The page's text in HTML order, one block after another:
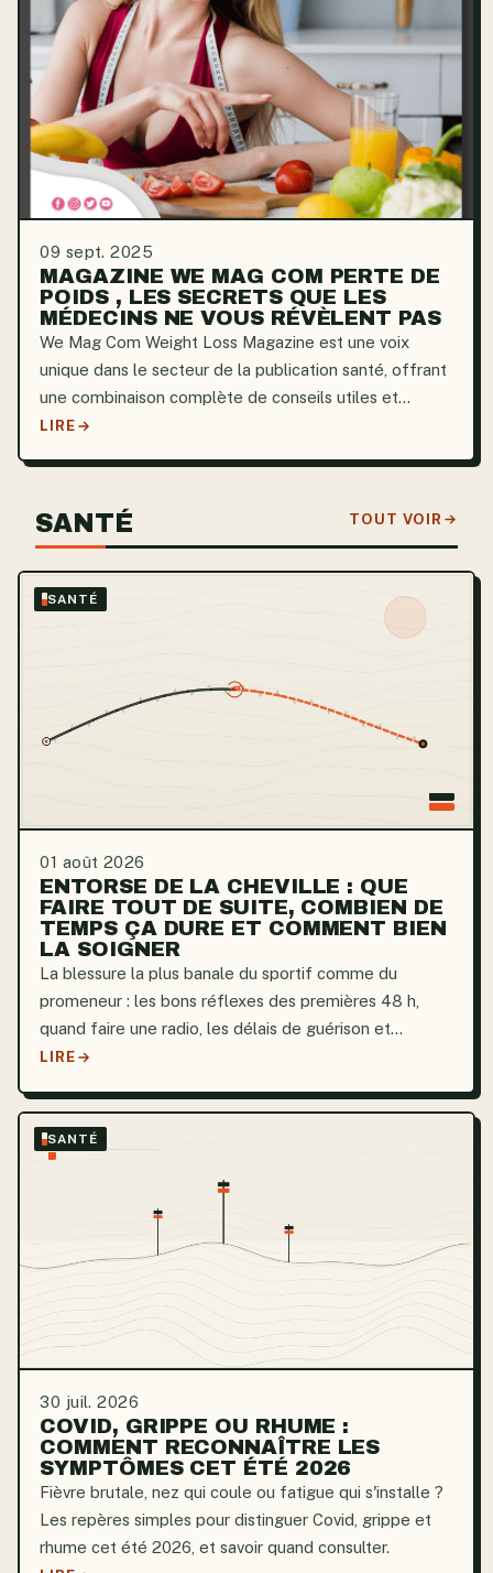
09 sept. 2025
MAGAZINE WE MAG COM PERTE DE
POIDS , LES SECRETS QUE LES
MÉDECINS NE VOUS RÉVÈLENT PAS
We Mag Com Weight Loss Magazine est une voix
unique dans le secteur de la publication santé, offrant
une combinaison complète de conseils utiles et
d’analyses scientifiques. Les explications qui
LIRE
SANTÉ TOUT VOIR
SANTÉ
01 août 2026
ENTORSE DE LA CHEVILLE : QUE
FAIRE TOUT DE SUITE, COMBIEN DE
TEMPS ÇA DURE ET COMMENT BIEN
LA SOIGNER
La blessure la plus banale du sportif comme du
promeneur : les bons réflexes des premières 48 h,
quand faire une radio, les délais de guérison et
comment éviter la cheville qui « lâche ».
LIRE
SANTÉ
30 juil. 2026
COVID, GRIPPE OU RHUME :
COMMENT RECONNAÎTRE LES
SYMPTÔMES CET ÉTÉ 2026
Fièvre brutale, nez qui coule ou fatigue qui s'installe ?
Les repères simples pour distinguer Covid, grippe et
rhume cet été 2026, et savoir quand consulter.